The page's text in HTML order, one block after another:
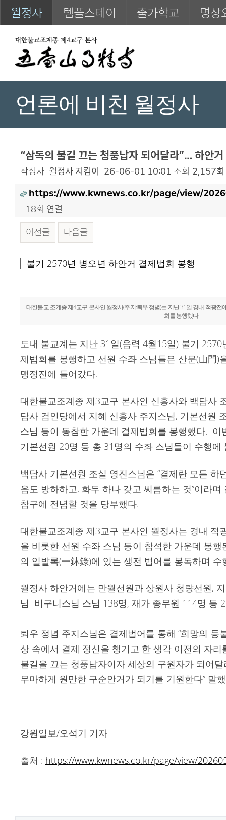
월정사 템플스테이 출가학교 명상
언론에 비친 월정사
“삼독의 불길 끄는 청풍납자 되어달라”… 하안
작성자 월정사 지킴이 26-06-01 10:01 조회 2,157회
https://www.kwnews.co.kr/page/view/
18회 연결
이전글
다음글
본문불기 2570년 병오년 하안거 결제법회 봉행
대한불교 조계종 제4교구 본사인 월정사(주지:퇴우 정념)는 지난 31일 경내 적광전
회를 봉행했다.
도내 불교계는 지난 31일(음력 4월15일) 불기
제법회를 봉행하고 선원 수좌 스님들은 산문(山門)
맹정진에 들어갔다.
대한불교조계종 제3교구 본사인 신흥사와 백담사
담사 검인당에서 지혜 신흥사 주지스님, 기본선원
스님 등이 동참한 가운데 결제법회를 봉행했다. 이
기본선원 20명 등 총 31명의 수좌 스님들이 수행에
백담사 기본선원 조실 영진스님은 “결제란 모든 하
음도 방하하고, 화두 하나 갖고 씨름하는 것”이라
참구에 전념할 것을 당부했다.
대한불교조계종 제3교구 본사인 월정사는 경내 적
을 비롯한 선원 수좌 스님 등이 참석한 가운데 봉
의 일발록(一鉢錄)에 있는 생전 법어를 봉독하며
월정사 하안거에는 만월선원과 상원사 청량선원,
님 비구니스님 스님 138명, 재가 종무원 114명 등
퇴우 정념 주지스님은 결제법어를 통해 “희망의 등
상 속에서 결제 정신을 챙기고 한 생각 이전의 자
불길을 끄는 청풍납자이자 세상의 구원자가 되어달
무마하게 원만한 구순안거가 되기를 기원한다” 말
강원일보/오석기 기자
출처 : https://www.kwnews.co.kr/page/view/